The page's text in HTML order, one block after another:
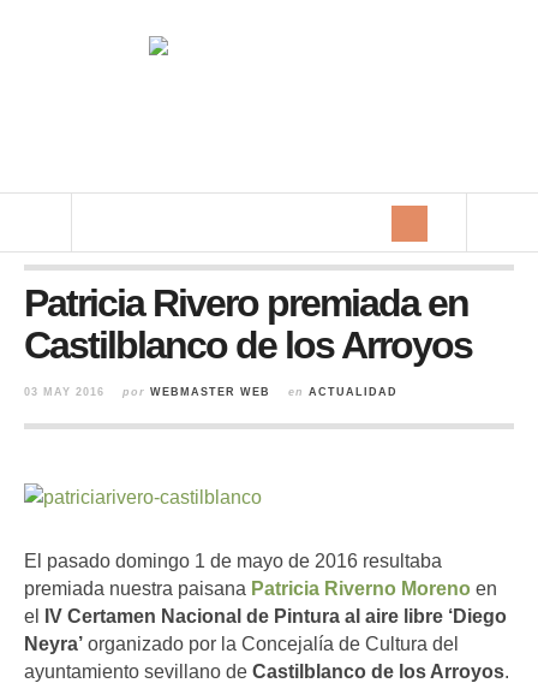
Patricia Rivero premiada en
Castilblanco de los Arroyos
03 MAY 2016 por WEBMASTER WEB en ACTUALIDAD
El pasado domingo 1 de mayo de 2016 resultaba
premiada nuestra paisana Patricia Riverno Moreno en
el
IV Certamen Nacional de Pintura al aire libre ‘Diego
Neyra’ organizado por la Concejalía de Cultura del
ayuntamiento sevillano de Castilblanco de los Arroyos.